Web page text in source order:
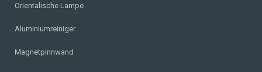
Orientalische Lampe
Aluminiumreiniger
Magnetpinnwand